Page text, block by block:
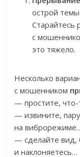
острой
Старайтесь
с
это тяжело.
Несколько
с мошенником
— простите, что-
— извините,
на
— сделайте вид,
и наклоняетесь…